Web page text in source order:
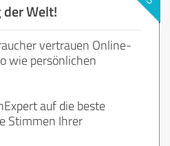
der Welt!
vertrauen Online-
wie persönlichen
auf die beste
Stimmen Ihrer